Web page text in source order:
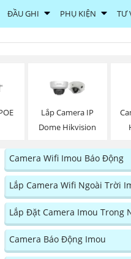
ĐẦU GHI PHỤ KIỆN TƯ
Lắp Camera IP
Dome Hikvision
Camera Wifi Imou Báo Động
Lắp Camera Wifi Ngoài Trời
Lắp Đặt Camera Imou Trong
Camera Báo Động Imou